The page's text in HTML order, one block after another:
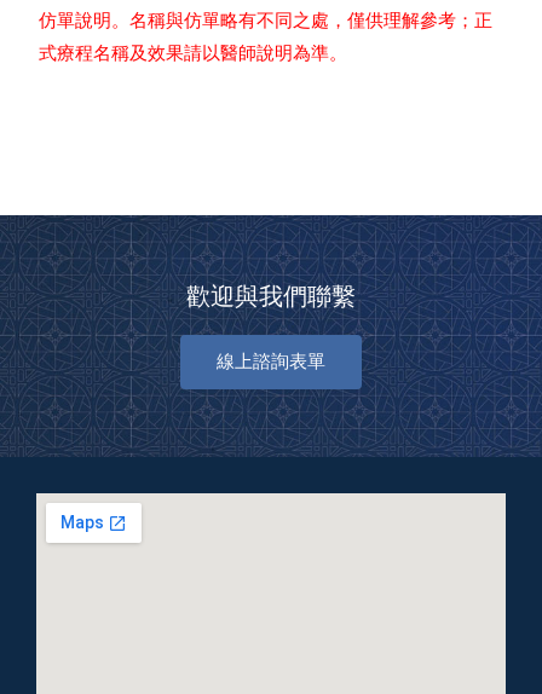
仿單說明。名稱與仿單略有不同之處，僅供理解參考；正
式療程名稱及效果請以醫師說明為準。
歡迎與我們聯繫
線上諮詢表單